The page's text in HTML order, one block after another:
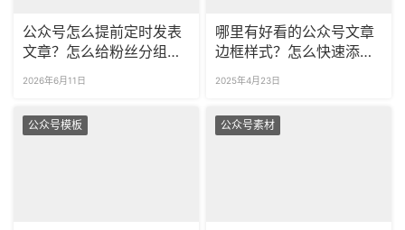
公众号怎么提前定时发表
文章？怎么给粉丝分组推
2026年6月11日
哪里有好看的公众号文章
边框样式？怎么快速添加
2025年4月23日
公众号模板 公众号素材